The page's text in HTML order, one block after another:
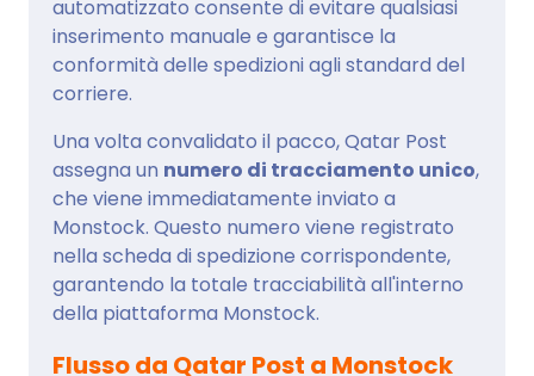
automatizzato consente di evitare qualsiasi
inserimento manuale e garantisce la
conformità delle spedizioni agli standard del
corriere.
Una volta convalidato il pacco, Qatar Post
assegna un numero di tracciamento unico,
che viene immediatamente inviato a
Monstock. Questo numero viene registrato
nella scheda di spedizione corrispondente,
garantendo la totale tracciabilità all'interno
della piattaforma Monstock.
Flusso da Qatar Post a Monstock